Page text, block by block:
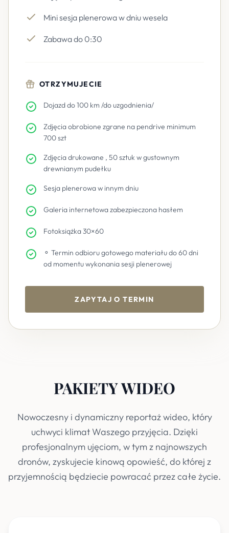
Mini sesja plenerowa w dniu wesela
Zabawa do 0:30
OTRZYMUJECIE
Dojazd do 100 km /do uzgodnienia/
Zdjęcia obrobione zgrane na pendrive minimum
700 szt
Zdjęcia drukowane , 50 sztuk w gustownym
drewnianym pudełku
Sesja plenerowa w innym dniu
Galeria internetowa zabezpieczona hasłem
Fotoksiążka 30×60
⚬ Termin odbioru gotowego materiału do 60 dni
od momentu wykonania sesji plenerowej
ZAPYTAJ O TERMIN
PAKIETY WIDEO
Nowoczesny i dynamiczny reportaż wideo, który
uchwyci klimat Waszego przyjęcia. Dzięki
profesjonalnym ujęciom, w tym z najnowszych
dronów, zyskujecie kinową opowieść, do której z
przyjemnością będziecie powracać przez całe życie.